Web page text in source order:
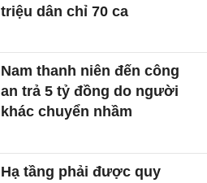
triệu dân chỉ 70 ca
Nam thanh niên đến công
an trả 5 tỷ đồng do người
khác chuyển nhầm
Hạ tầng phải được quy